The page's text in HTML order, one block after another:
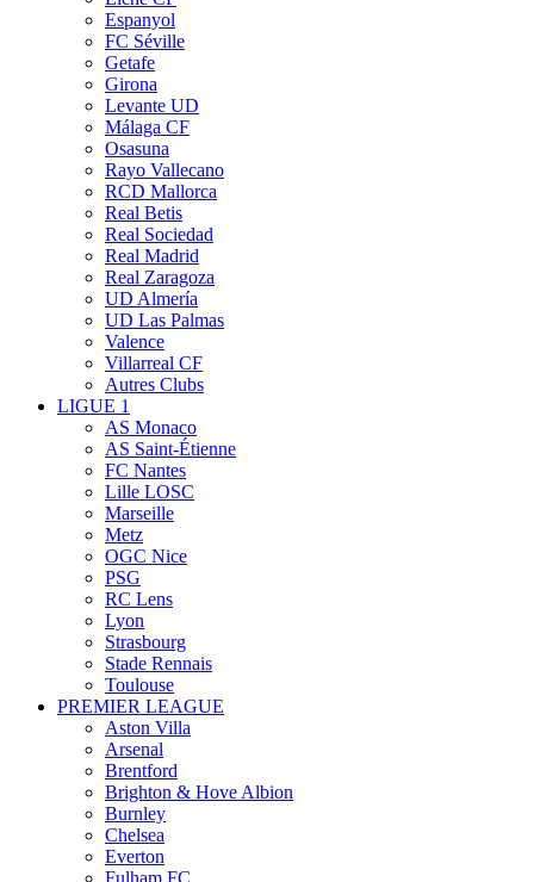
Espanyol
FC Séville
Getafe
Girona
Levante UD
Málaga CF
Osasuna
Rayo Vallecano
RCD Mallorca
Real Betis
Real Sociedad
Real Madrid
Real Zaragoza
UD Almería
UD Las Palmas
Valence
Villarreal CF
Autres Clubs
LIGUE 1
AS Monaco
AS Saint-Étienne
FC Nantes
Lille LOSC
Marseille
Metz
OGC Nice
PSG
RC Lens
Lyon
Strasbourg
Stade Rennais
Toulouse
PREMIER LEAGUE
Aston Villa
Arsenal
Brentford
Brighton & Hove Albion
Burnley
Chelsea
Everton
Fulham FC